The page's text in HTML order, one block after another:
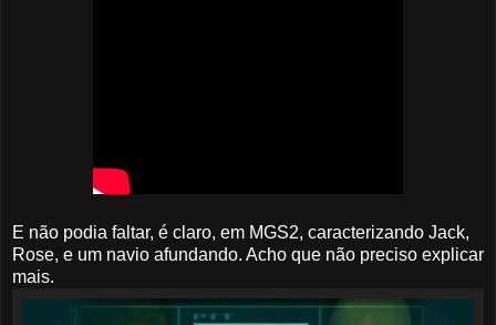
E não podia faltar, é claro, em MGS2, caracterizando Jack,
Rose, e um navio afundando. Acho que não preciso explicar
mais.